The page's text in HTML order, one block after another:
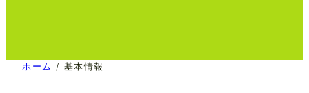
ホーム / 基本情報